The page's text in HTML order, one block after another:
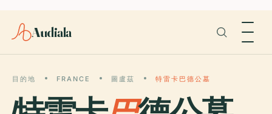
Audiala
目的地 FRANCE 圖盧茲 特雷卡巴德公墓